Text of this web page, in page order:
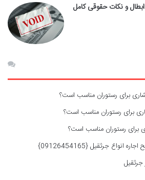
و نکات حقوقی کامل
برای رستوران مناسب است؟
برای رستوران مناسب است؟
برای رستوران مناسب است؟
انواع جرثقیل {09126454165}
جرثقیل